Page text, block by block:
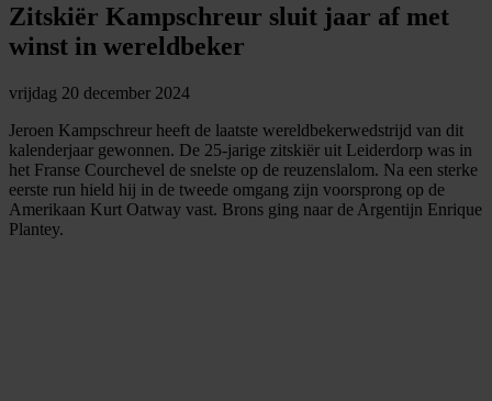
Zitskiër Kampschreur sluit jaar af met
winst in wereldbeker
vrijdag 20 december 2024
Jeroen Kampschreur heeft de laatste wereldbekerwedstrijd van dit
kalenderjaar gewonnen. De 25-jarige zitskiër uit Leiderdorp was in
het Franse Courchevel de snelste op de reuzenslalom. Na een sterke
eerste run hield hij in de tweede omgang zijn voorsprong op de
Amerikaan Kurt Oatway vast. Brons ging naar de Argentijn Enrique
Plantey.